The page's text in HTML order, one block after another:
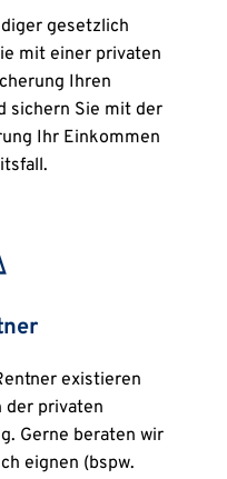
gesetzlich
mit einer privaten
Ihren
sichern Sie mit der
Ihr Einkommen
existieren
der privaten
Gerne beraten wir
eignen (bspw.